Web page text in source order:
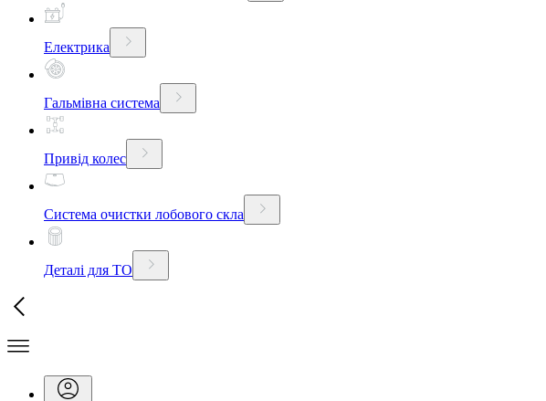
Електрика
Гальмівна система
Привід колес
Система очистки лобового скла
Деталі для ТО